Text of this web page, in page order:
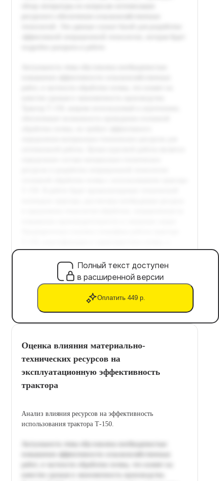
Полный текст доступен
в расширенной версии
Оплатить 449 р.
Оценка влияния материально-
технических ресурсов на
эксплуатационную эффективность
трактора
Анализ влияния ресурсов на эффективность
использования трактора Т-150.